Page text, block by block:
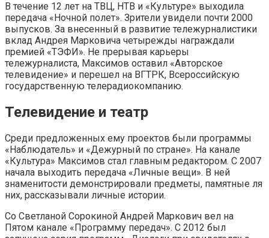
В течение 12 лет на ТВЦ, НТВ и «Культуре» выходила
передача «Ночной полет». Зрители увидели почти 2000
выпусков. За внесенный в развитие тележурналистики
вклад Андрея Марковича четырежды награждали
премией «ТЭФИ». Не прерывая карьеры
тележурналиста, Максимов оставил «Авторское
телевидение» и перешел на ВГТРК, Всероссийскую
государственную телерадиокомпанию.
Телевидение и театр
Среди предложенных ему проектов были программы
«Наблюдатель» и «Дежурный по стране». На канале
«Культура» Максимов стал главным редактором. С 2007
начала выходить передача «Личные вещи». В ней
знаменитости демонстрировали предметы, памятные ля
них, рассказывали личные истории.
Со Светланой Сорокиной Андрей Маркович вел на
Пятом канале «Программу передач». С 2012 был